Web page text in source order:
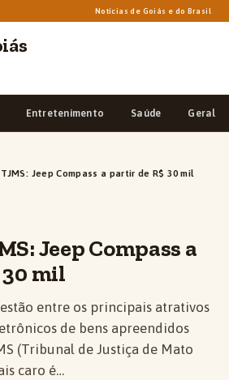
Notícias de Goiás e do Brasil
Entretenimento Saúde Geral
Jeep Compass a partir de R$ 30 mil
Jeep Compass a
mil
estão entre os principais atrativos
de bens apreendidos
(Tribunal de Justiça de Mato
caro é…